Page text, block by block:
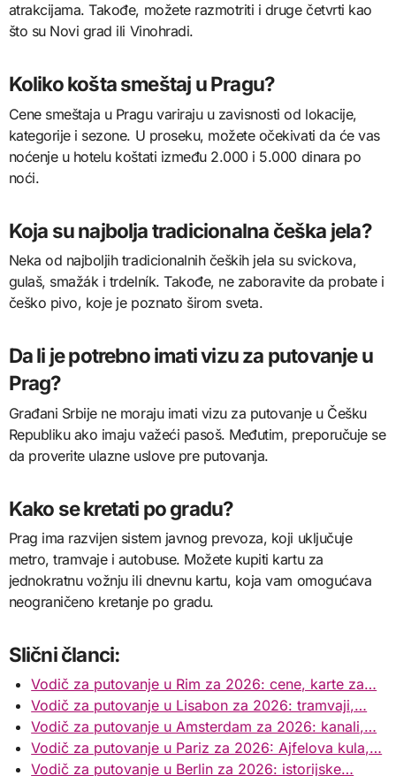
atrakcijama. Takođe, možete razmotriti i druge četvrti kao
što su Novi grad ili Vinohradi.
Koliko košta smeštaj u Pragu?
Cene smeštaja u Pragu variraju u zavisnosti od lokacije,
kategorije i sezone. U proseku, možete očekivati da će vas
noćenje u hotelu koštati između 2.000 i 5.000 dinara po
noći.
Koja su najbolja tradicionalna češka jela?
Neka od najboljih tradicionalnih čeških jela su svickova,
gulaš, smažák i trdelník. Takođe, ne zaboravite da probate i
češko pivo, koje je poznato širom sveta.
Da li je potrebno imati vizu za putovanje u
Prag?
Građani Srbije ne moraju imati vizu za putovanje u Češku
Republiku ako imaju važeći pasoš. Međutim, preporučuje se
da proverite ulazne uslove pre putovanja.
Kako se kretati po gradu?
Prag ima razvijen sistem javnog prevoza, koji uključuje
metro, tramvaje i autobuse. Možete kupiti kartu za
jednokratnu vožnju ili dnevnu kartu, koja vam omogućava
neograničeno kretanje po gradu.
Slični članci:
Vodič za putovanje u Rim za 2026: cene, karte za…
Vodič za putovanje u Lisabon za 2026: tramvaji,…
Vodič za putovanje u Amsterdam za 2026: kanali,…
Vodič za putovanje u Pariz za 2026: Ajfelova kula,…
Vodič za putovanje u Berlin za 2026: istorijske…